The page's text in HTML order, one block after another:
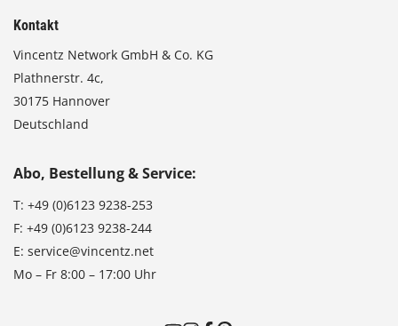
Kontakt
Vincentz Network GmbH & Co. KG
Plathnerstr. 4c,
30175 Hannover
Deutschland
Abo, Bestellung & Service:
T: +49 (0)6123 9238-253
F: +49 (0)6123 9238-244
E: service@vincentz.net
Mo – Fr 8:00 – 17:00 Uhr